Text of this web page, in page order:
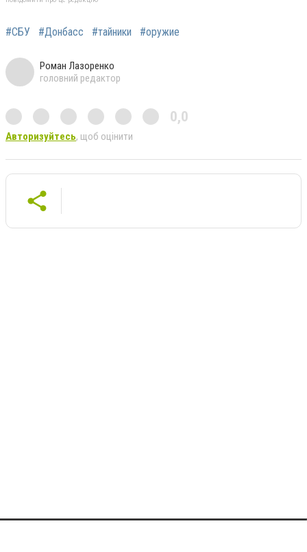
#СБУ #Донбасс #тайники #оружие
Роман Лазоренко
головний редактор
0,0
Авторизуйтесь, щоб оцінити